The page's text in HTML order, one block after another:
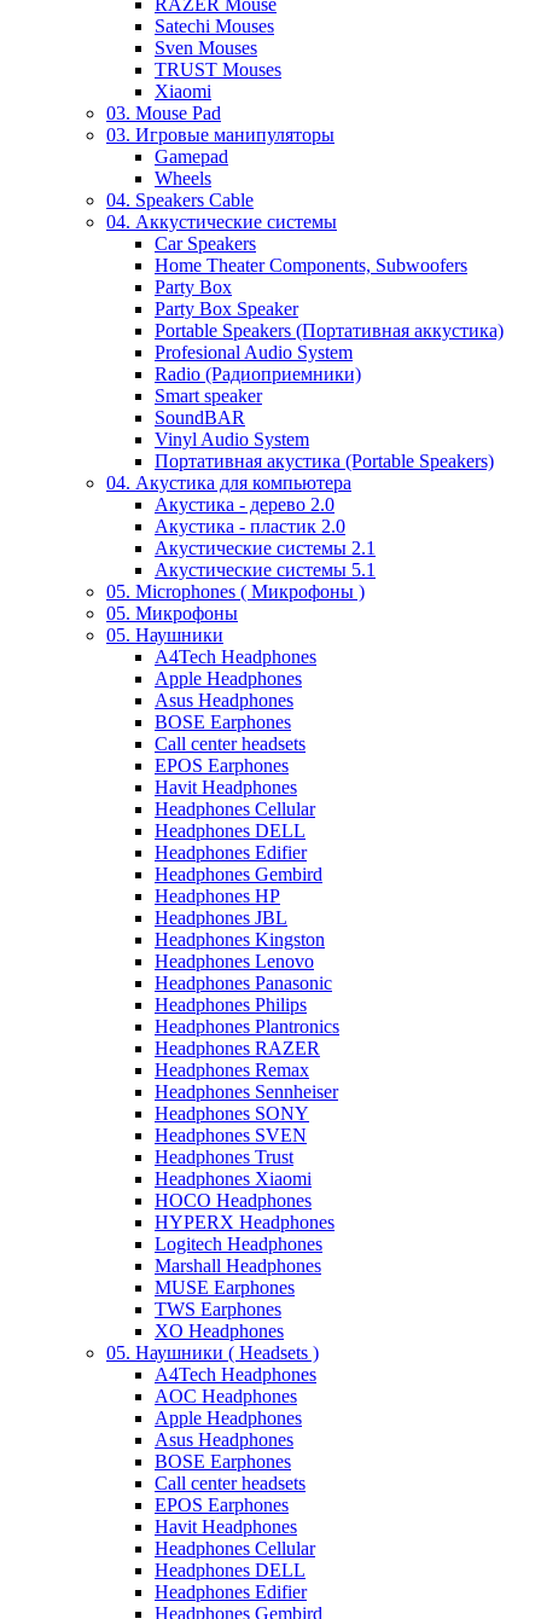
RAZER Mouse
Satechi Mouses
Sven Mouses
TRUST Mouses
Xiaomi
03. Mouse Pad
03. Игровые манипуляторы
Gamepad
Wheels
04. Speakers Cable
04. Аккустические системы
Car Speakers
Home Theater Components, Subwoofers
Party Box
Party Box Speaker
Portable Speakers (Портативная аккустика)
Profesional Audio System
Radio (Радиоприемники)
Smart speaker
SoundBAR
Vinyl Audio System
Портативная акустика (Portable Speakers)
04. Акустика для компьютера
Акустика - дерево 2.0
Акустика - пластик 2.0
Акустические системы 2.1
Акустические системы 5.1
05. Microphones ( Микрофоны )
05. Микрофоны
05. Наушники
A4Tech Headphones
Apple Headphones
Asus Headphones
BOSE Earphones
Call center headsets
EPOS Earphones
Havit Headphones
Headphones Cellular
Headphones DELL
Headphones Edifier
Headphones Gembird
Headphones HP
Headphones JBL
Headphones Kingston
Headphones Lenovo
Headphones Panasonic
Headphones Philips
Headphones Plantronics
Headphones RAZER
Headphones Remax
Headphones Sennheiser
Headphones SONY
Headphones SVEN
Headphones Trust
Headphones Xiaomi
HOCO Headphones
HYPERX Headphones
Logitech Headphones
Marshall Headphones
MUSE Earphones
TWS Earphones
XO Headphones
05. Наушники ( Headsets )
A4Tech Headphones
AOC Headphones
Apple Headphones
Asus Headphones
BOSE Earphones
Call center headsets
EPOS Earphones
Havit Headphones
Headphones Cellular
Headphones DELL
Headphones Edifier
Headphones Gembird